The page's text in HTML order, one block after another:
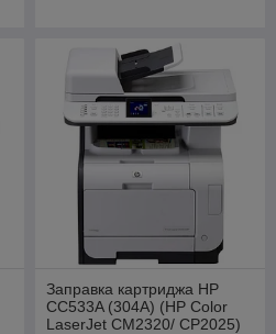
Заправка картриджа HP
CC533A (304A) (HP Color
LaserJet CM2320/ CP2025)